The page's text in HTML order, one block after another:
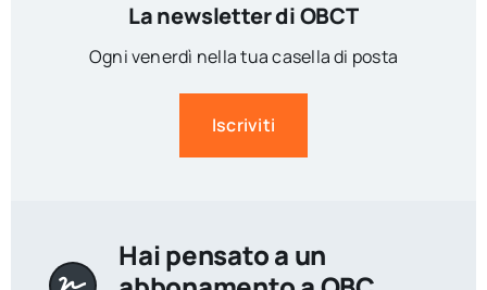
La newsletter di OBCT
Ogni venerdì nella tua casella di posta
Iscriviti
Hai pensato a un